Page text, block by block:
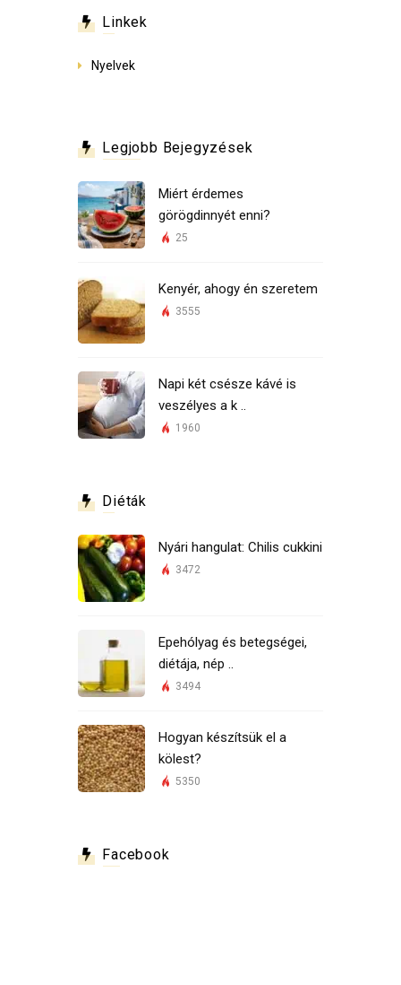
Linkek
Nyelvek
Legjobb Bejegyzések
Miért érdemes
görögdinnyét enni?
25
Kenyér, ahogy én szeretem
3555
Napi két csésze kávé is
veszélyes a k ..
1960
Diéták
Nyári hangulat: Chilis cukkini
3472
Epehólyag és betegségei,
diétája, nép ..
3494
Hogyan készítsük el a
kölest?
5350
Facebook